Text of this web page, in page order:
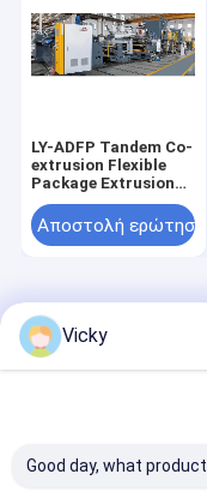
LY-ADFP Tandem Co-
extrusion Flexible
Package Extrusion
And Lamination
Machine
Αποστολή ερώτησης
Σελίδα
Κίνα
Vicky
Good day, what